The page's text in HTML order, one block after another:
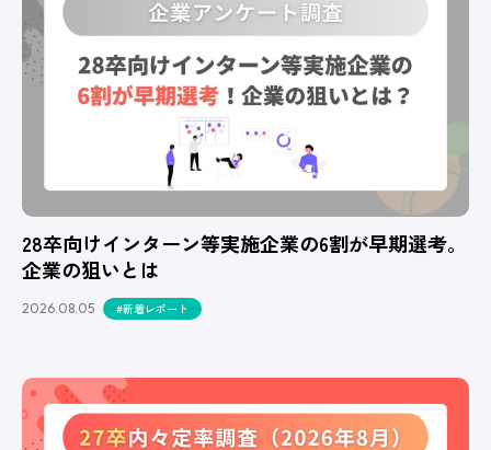
28卒向けインターン等実施企業の6割が早期選考。
企業の狙いとは
2026.08.05 #新着レポート